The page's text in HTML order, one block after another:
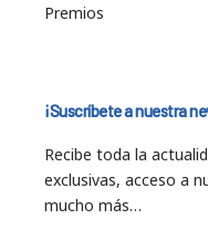
Premios
¡Suscríbete a nuestra
Recibe toda la
exclusivas, acceso a
mucho más…